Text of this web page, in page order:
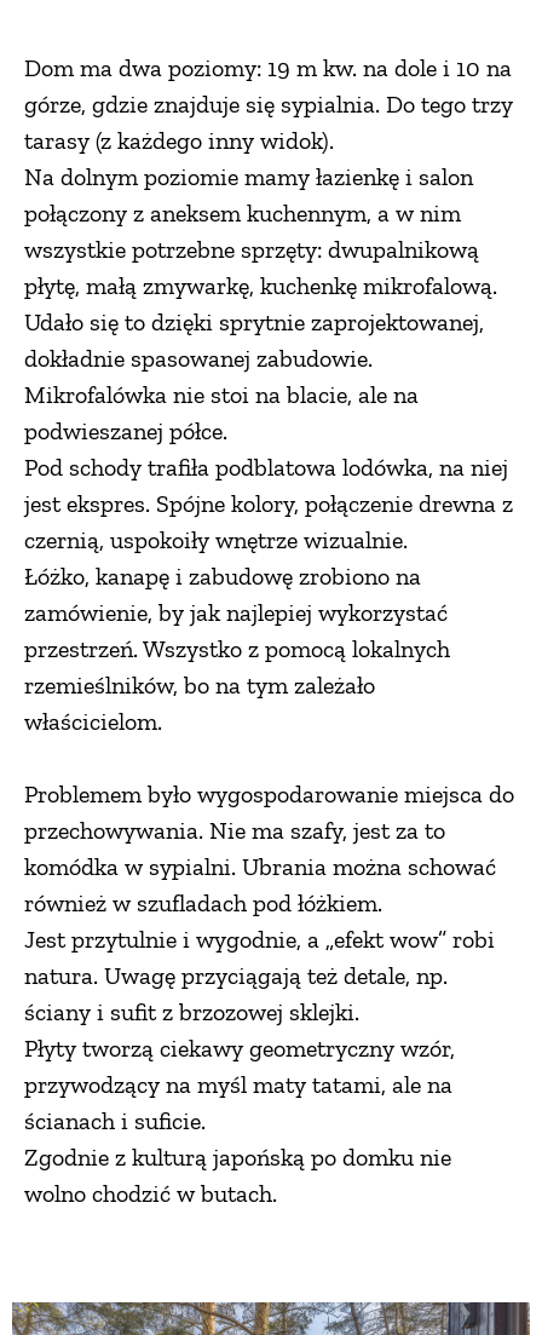
Dom ma dwa poziomy: 19 m kw. na dole i 10 na
górze, gdzie znajduje się sypialnia. Do tego trzy
tarasy (z każdego inny widok).
Na dolnym poziomie mamy łazienkę i salon
połączony z aneksem kuchennym, a w nim
wszystkie potrzebne sprzęty: dwupalnikową
płytę, małą zmywarkę, kuchenkę mikrofalową.
Udało się to dzięki sprytnie zaprojektowanej,
dokładnie spasowanej zabudowie.
Mikrofalówka nie stoi na blacie, ale na
podwieszanej półce.
Pod schody trafiła podblatowa lodówka, na niej
jest ekspres. Spójne kolory, połączenie drewna z
czernią, uspokoiły wnętrze wizualnie.
Łóżko, kanapę i zabudowę zrobiono na
zamówienie, by jak najlepiej wykorzystać
przestrzeń. Wszystko z pomocą lokalnych
rzemieślników, bo na tym zależało
właścicielom.
Problemem było wygospodarowanie miejsca do
przechowywania. Nie ma szafy, jest za to
komódka w sypialni. Ubrania można schować
również w szufladach pod łóżkiem.
Jest przytulnie i wygodnie, a „efekt wow” robi
natura. Uwagę przyciągają też detale, np.
ściany i sufit z brzozowej sklejki.
Płyty tworzą ciekawy geometryczny wzór,
przywodzący na myśl maty tatami, ale na
ścianach i suficie.
Zgodnie z kulturą japońską po domku nie
wolno chodzić w butach.